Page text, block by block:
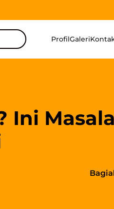
ProfilGaleri
Ini